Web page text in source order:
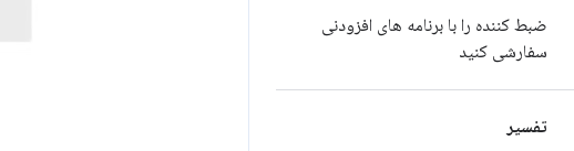
ضبط کننده را با برنامه های افزودنی
سفارشی کنید
تفسیر